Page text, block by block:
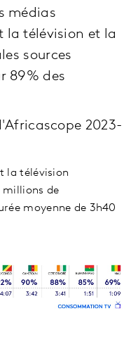
médias
télévision et la
sources
89% des
2023-
la télévision
de
moyenne de 3h40